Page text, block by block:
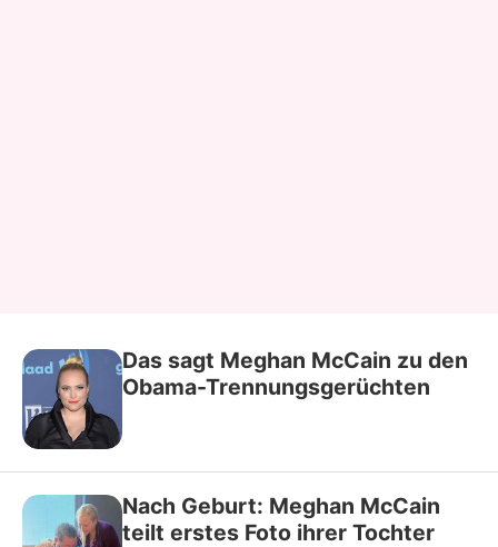
Das sagt Meghan McCain zu den
Obama-Trennungsgerüchten
Nach Geburt: Meghan McCain
teilt erstes Foto ihrer Tochter